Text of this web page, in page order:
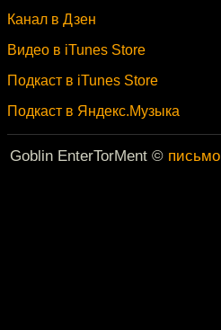
Канал в Дзен
Видео в iTunes Store
Подкаст в iTunes Store
Подкаст в Яндекс.Музыка
Goblin EnterTorMent © письмо